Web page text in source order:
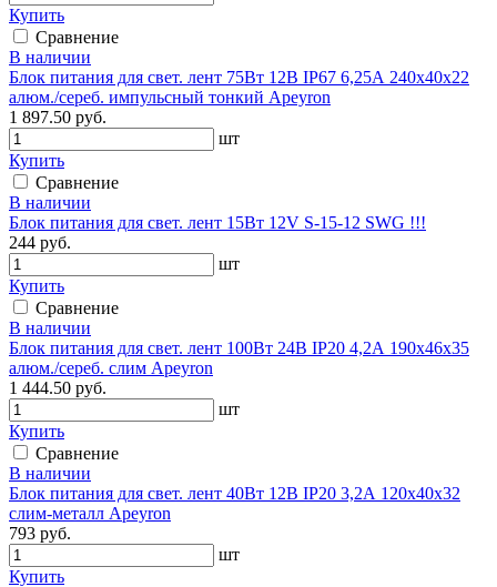
Купить
Сравнение
В наличии
Блок питания для свет. лент 75Вт 12В IP67 6,25А 240х40х22
алюм./сереб. импульсный тонкий Apeyron
1 897.50 руб.
шт
Купить
Сравнение
В наличии
Блок питания для свет. лент 15Вт 12V S-15-12 SWG !!!
244 руб.
шт
Купить
Сравнение
В наличии
Блок питания для свет. лент 100Вт 24В IP20 4,2А 190х46х35
алюм./сереб. слим Apeyron
1 444.50 руб.
шт
Купить
Сравнение
В наличии
Блок питания для свет. лент 40Вт 12В IP20 3,2А 120х40х32
слим-металл Apeyron
793 руб.
шт
Купить